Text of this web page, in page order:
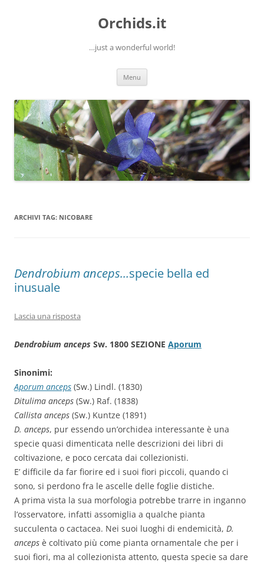
Orchids.it
…just a wonderful world!
Menu
ARCHIVI TAG: NICOBARE
Dendrobium anceps…specie bella ed
inusuale
Lascia una risposta
Dendrobium anceps Sw. 1800 SEZIONE Aporum
Sinonimi:
Aporum anceps (Sw.) Lindl. (1830)
Ditulima anceps (Sw.) Raf. (1838)
Callista anceps (Sw.) Kuntze (1891)
D. anceps, pur essendo un’orchidea interessante è una
specie quasi dimenticata nelle descrizioni dei libri di
coltivazione, e poco cercata dai collezionisti.
E’ difficile da far fiorire ed i suoi fiori piccoli, quando ci
sono, si perdono fra le ascelle delle foglie distiche.
A prima vista la sua morfologia potrebbe trarre in inganno
l’osservatore, infatti assomiglia a qualche pianta
succulenta o cactacea. Nei suoi luoghi di endemicità, D.
anceps è coltivato più come pianta ornamentale che per i
suoi fiori, ma al collezionista attento, questa specie sa dare